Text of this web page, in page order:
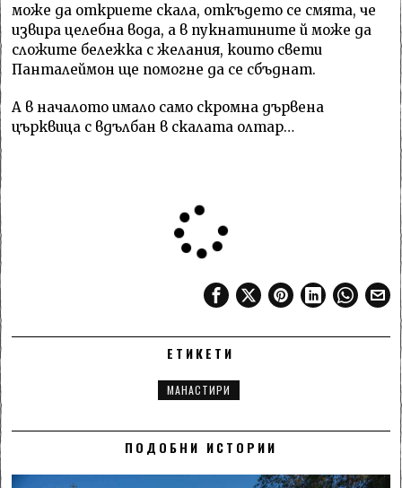
може да откриете скала, откъдето се смята, че
извира целебна вода, а в пукнатините й може да
сложите бележка с желания, които свети
Панталеймон ще помогне да се сбъднат.
А в началото имало само скромна дървена
църквица с вдълбан в скалата олтар…
ЕТИКЕТИ
МАНАСТИРИ
ПОДОБНИ ИСТОРИИ